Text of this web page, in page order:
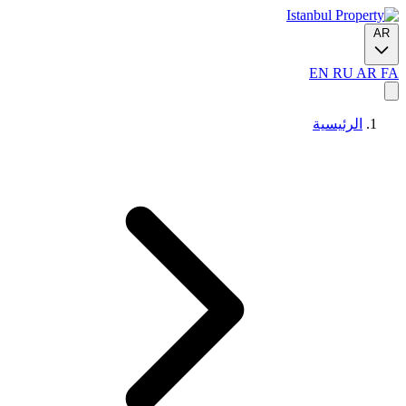
AR
EN RU AR FA
الرئيسية